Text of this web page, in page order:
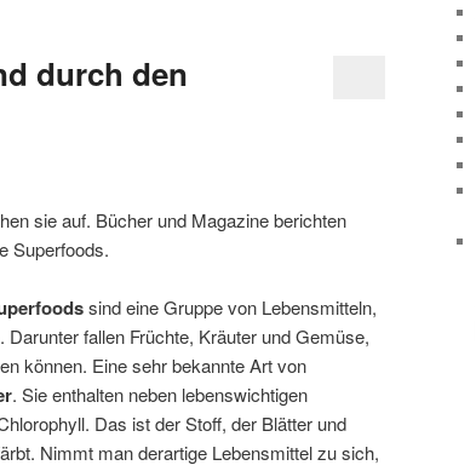
durch den
sie auf. Bücher und Magazine berichten
Superfoods.
sind eine Gruppe von Lebensmitteln,
fallen Früchte, Kräuter und Gemüse,
können. Eine sehr bekannte Art von
. Sie enthalten neben lebenswichtigen
Das ist der Stoff, der Blätter und
Nimmt man derartige Lebensmittel zu sich,